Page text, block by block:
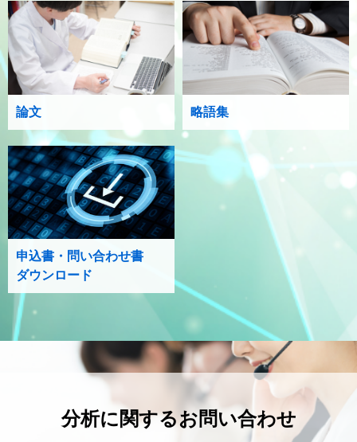
論文 略語集
申込書・問い合わせ書
ダウンロード
分析に関するお問い合わせ